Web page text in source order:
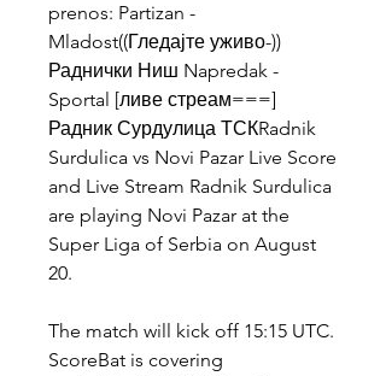
prenos: Partizan -
Mladost((Гледајте уживо-))
Раднички Ниш Napredak -
Sportal [ливе стреам===]
Радник Сурдулица ТСКRadnik
Surdulica vs Novi Pazar Live Score
and Live Stream Radnik Surdulica
are playing Novi Pazar at the
Super Liga of Serbia on August
20.
The match will kick off 15:15 UTC.
ScoreBat is covering